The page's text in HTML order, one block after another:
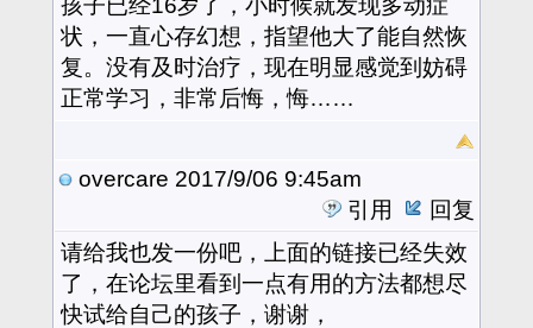
孩子已经16岁了，小时候就发现多动症
状，一直心存幻想，指望他大了能自然恢
复。没有及时治疗，现在明显感觉到妨碍
正常学习，非常后悔，悔……
overcare 2017/9/06 9:45am
引用
回复
请给我也发一份吧，上面的链接已经失效
了，在论坛里看到一点有用的方法都想尽
快试给自己的孩子，谢谢，